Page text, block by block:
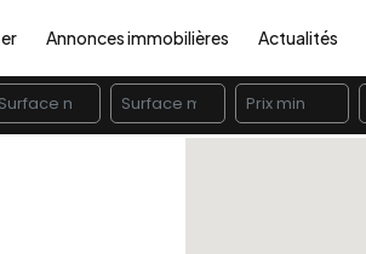
Annonces immobilières Actualités